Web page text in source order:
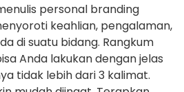
personal branding
keahlian, pengalaman,
di suatu bidang. Rangkum
Anda lakukan dengan jelas
tidak lebih dari 3 kalimat.